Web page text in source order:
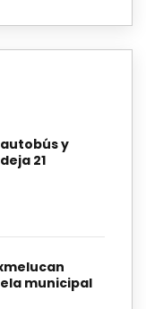
y
21
municipal